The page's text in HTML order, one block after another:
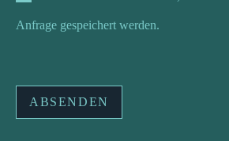
Anfrage gespeichert werden.
i